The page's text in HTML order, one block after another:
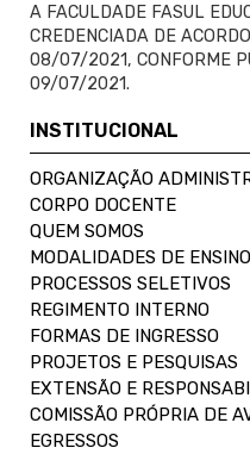
A FACULDADE FASUL
CREDENCIADA DE
08/07/2021, CONFORME
09/07/2021.
INSTITUCIONAL
ORGANIZAÇÃO
CORPO DOCENTE
QUEM SOMOS
MODALIDADES DE ENSINO
PROCESSOS SELETIVOS
REGIMENTO INTERNO
FORMAS DE INGRESSO
PROJETOS E PESQUISAS
EXTENSÃO E
COMISSÃO PRÓPRIA DE
EGRESSOS